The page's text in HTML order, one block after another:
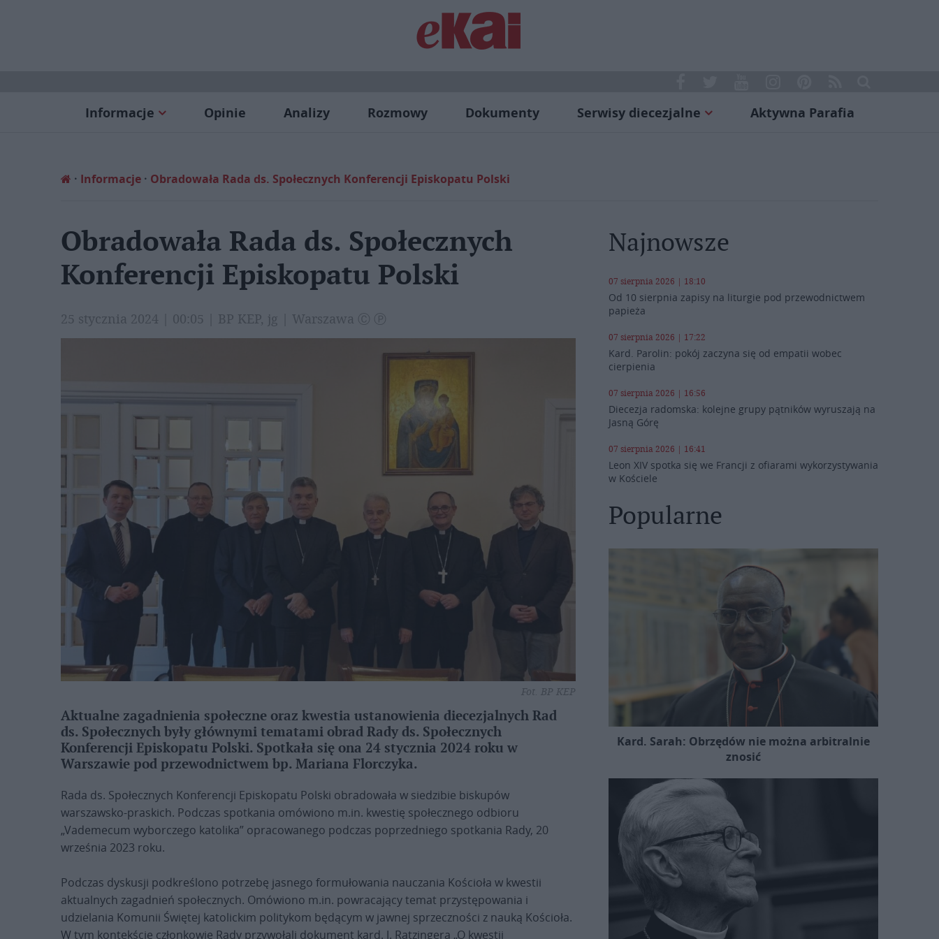
Informacje Opinie Analizy Rozmowy Dokumenty Serwisy diecezjalne Aktywna Parafia
Informacje Obradowała Rada ds. Społecznych Konferencji Episkopatu Polski
Obradowała Rada ds. Społecznych
Konferencji Episkopatu Polski
25 stycznia 2024 | 00:05 | BP KEP, jg | Warszawa Ⓒ Ⓟ
Fot. BP KEP
Aktualne zagadnienia społeczne oraz kwestia ustanowienia diecezjalnych Rad
ds. Społecznych były głównymi tematami obrad Rady ds. Społecznych
Konferencji Episkopatu Polski. Spotkała się ona 24 stycznia 2024 roku w
Warszawie pod przewodnictwem bp. Mariana Florczyka.
Rada ds. Społecznych Konferencji Episkopatu Polski obradowała w siedzibie biskupów
warszawsko-praskich. Podczas spotkania omówiono m.in. kwestię społecznego odbioru
„Vademecum wyborczego katolika” opracowanego podczas poprzedniego spotkania Rady, 20
września 2023 roku.
Podczas dyskusji podkreślono potrzebę jasnego formułowania nauczania Kościoła w kwestii
aktualnych zagadnień społecznych. Omówiono m.in. powracający temat przystępowania i
udzielania Komunii Świętej katolickim politykom będącym w jawnej sprzeczności z nauką Kościoła.
W tym kontekście członkowie Rady przywołali dokument kard. J. Ratzingera „O kwestii
Najnowsze
07 sierpnia 2026 | 18:10
Od 10 sierpnia zapisy na liturgie pod przewodnictwem
papieża
07 sierpnia 2026 | 17:22
Kard. Parolin: pokój zaczyna się od empatii wobec
cierpienia
07 sierpnia 2026 | 16:56
Diecezja radomska: kolejne grupy pątników wyruszają na
Jasną Górę
07 sierpnia 2026 | 16:41
Leon XIV spotka się we Francji z ofiarami wykorzystywania
w Kościele
Popularne
Kard. Sarah: Obrzędów nie można arbitralnie
znosić